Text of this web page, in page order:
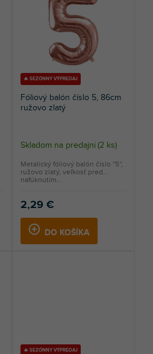
🔥 SEZÓNNY VÝPREDAJ
Fóliový balón číslo 5, 86cm
ružovo zlatý
Skladom na predajni (2 ks)
2,29 €
DO KOŠÍKA
Metalický fóliový balón číslo ''5'',
ružovo zlatý, veľkosť pred
nafúknutím...
🔥 SEZÓNNY VÝPREDAJ